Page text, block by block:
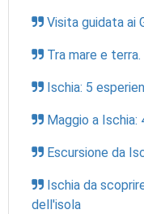
Visita guidata ai
Tra mare e
Ischia: 5
Maggio a
Escursione da
Ischia da
dell'isola